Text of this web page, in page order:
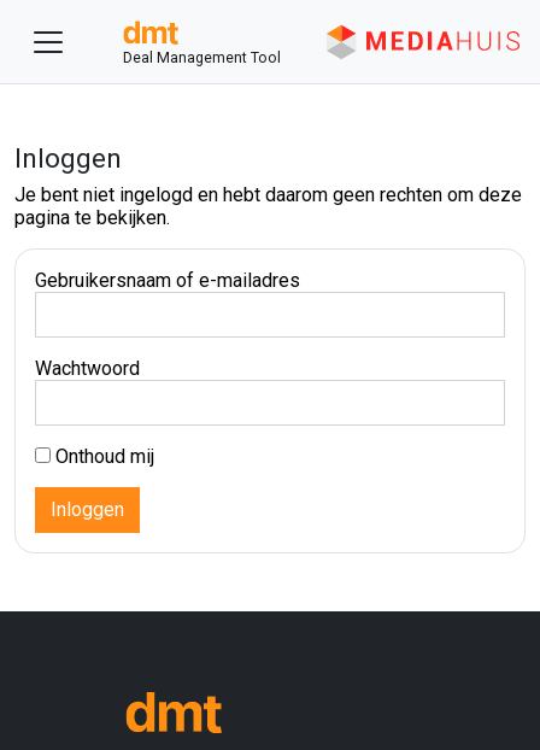
Deal Management Tool
Inloggen
Je bent niet ingelogd en hebt daarom geen rechten om deze
pagina te bekijken.
Gebruikersnaam of e-mailadres
Wachtwoord
Onthoud mij